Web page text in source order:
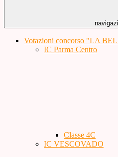
Votazioni concorso "LA
IC Parma Centro
Classe 4C
IC VESCOVADO